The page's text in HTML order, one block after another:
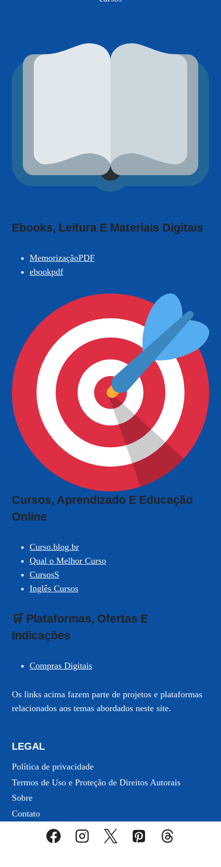
Ebooks, Leitura E Materiais Digitais
MemorizaçãoPDF
ebookpdf
Cursos, Aprendizado E Educação
Online
Curso.blog.br
Qual o Melhor Curso
CursosS
Inglês Cursos
🛒 Plataformas, Ofertas E
Indicações
Compras Digitais
Os links acima fazem parte de projetos e plataformas
relacionados aos temas abordados neste site.
LEGAL
Política de privacidade
Termos de Uso e Proteção de Direitos Autorais
Sobre
Contato